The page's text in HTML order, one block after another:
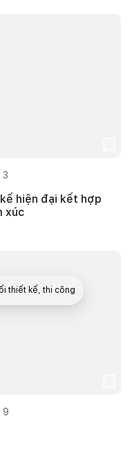
3
hiện đại kết hợp
xúc
9
đi sân vườn tạo
thiết kế, thi công